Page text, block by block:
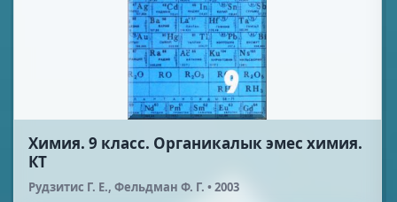
Химия. 9 класс
Рудзитис Г. Е., Фельдман Ф. Г. • 2004